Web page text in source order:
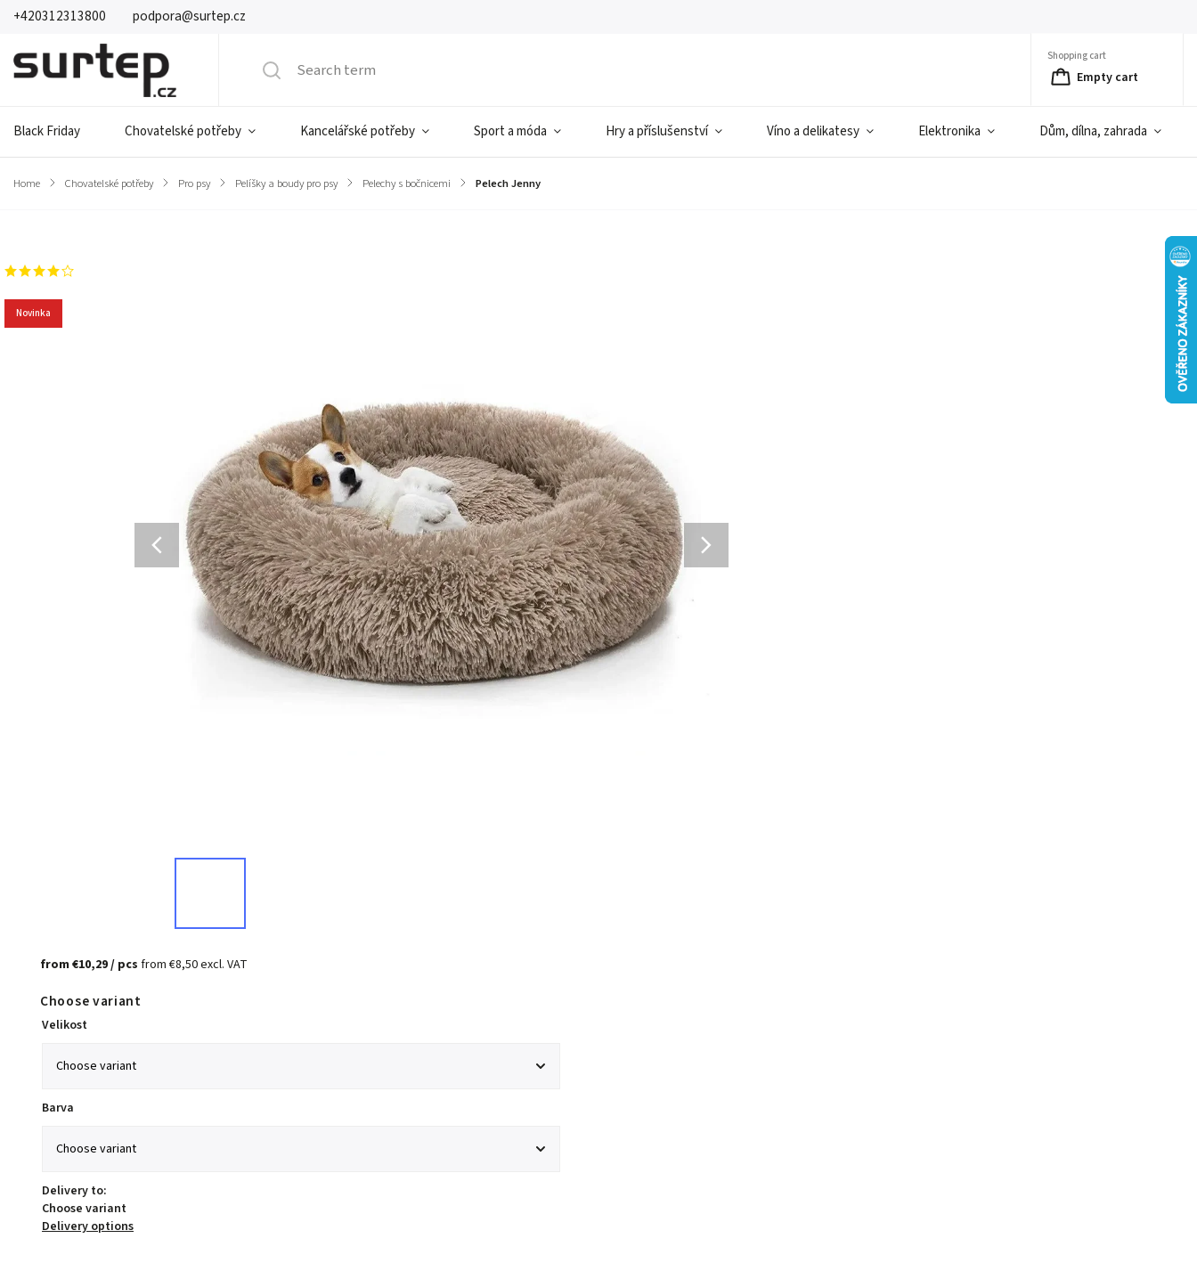
+420312313800 podpora@surtep.cz
Shopping cart
Empty cart
Black Friday Chovatelské potřeby Kancelářské potřeby Sport a móda Hry a příslušenství Víno a delikatesy Elektronika Dům, dílna, zahrada
Home / Chovatelské potřeby / Pro psy / Pelíšky a boudy pro psy / Pelechy s bočnicemi / Pelech Jenny
Novinka
from€10,29/ pcsfrom€8,50excl. VAT
Choose variant
Velikost
Barva
Delivery to:
Choose variant
Delivery options